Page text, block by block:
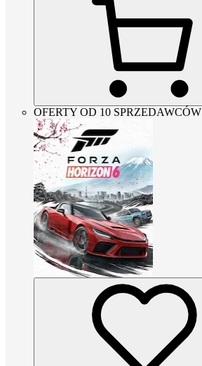
OFERTY OD 10 SPRZEDAWCÓW